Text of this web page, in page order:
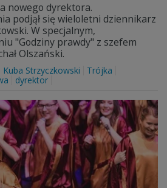
nowego dyrektora.
podjął się wieloletni dziennikarz
W specjalnym,
"Godziny prawdy" z szefem
Olszański.
Kuba Strzyczkowski
Trójka
dyrektor